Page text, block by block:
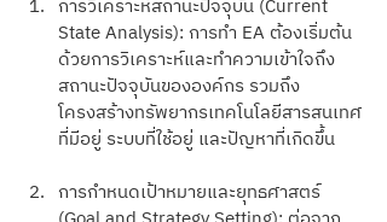
การวิเคราะห์สถานะปัจจุบัน (Current
State Analysis): การทำ EA ต้องเริ่มต้น
ด้วยการวิเคราะห์และทำความเข้าใจถึง
สถานะปัจจุบันขององค์กร รวมถึง
โครงสร้างทรัพยากรเทคโนโลยีสารสนเทศ
ที่มีอยู่ ระบบที่ใช้อยู่ และปัญหาที่เกิดขึ้น
การกำหนดเป้าหมายและยุทธศาสตร์